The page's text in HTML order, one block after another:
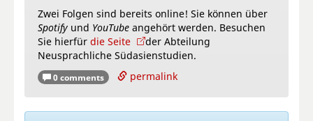
Zwei Folgen sind bereits online! Sie können über
Spotify und YouTube angehört werden. Besuchen
Sie hierfür die Seite
der Abteilung
Neusprachliche Südasienstudien.
0 comments permalink